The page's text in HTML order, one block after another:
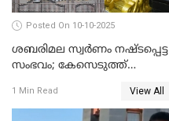
Posted On 10-10-2025
ശബരിമല സ്വര്‍ണം നഷ്ടപ്പെട്ട
സംഭവം; കേസെടുത്ത്
ഉത്തരവിട്ട് ഹൈക്കോടതി
WATCH VIDEO
1 Min Read View All